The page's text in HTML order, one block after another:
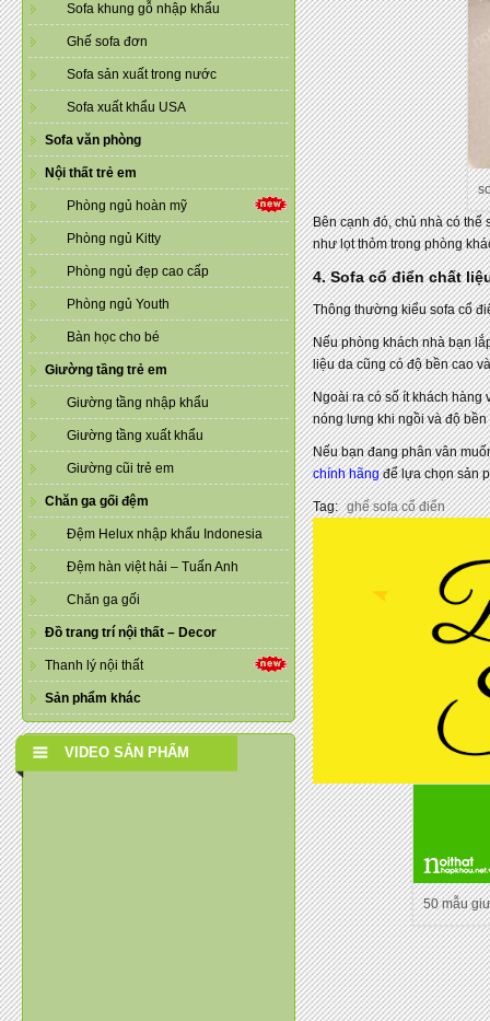
Sofa khung gỗ nhập khẩu
Ghế sofa đơn
Sofa sản xuất trong nước
Sofa xuất khẩu USA
Sofa văn phòng
Nội thất trẻ em
Phòng ngủ hoàn mỹ
Phòng ngủ Kitty
Phòng ngủ đẹp cao cấp
Phòng ngủ Youth
Bàn học cho bé
Giường tầng trẻ em
Giường tầng nhập khẩu
Giường tầng xuất khẩu
Giường cũi trẻ em
Chăn ga gối đệm
Đệm Helux nhập khẩu Indonesia
Đệm hàn việt hải – Tuấn Anh
Chăn ga gối
Đồ trang trí nội thất – Decor
Thanh lý nội thất
Sản phẩm khác
VIDEO SẢN PHẨM
Bên cạnh đó, chủ nhà có thể
như lọt thỏm trong phòng
4. Sofa cổ điển chất
Thông thường kiểu sofa cổ
Nếu phòng khách nhà bạn
liệu da cũng có độ bền cao
Ngoài ra có số ít khách hàng
nóng lưng khi ngồi và độ bền
Nếu bạn đang phân vân
chính hãngđể lựa chọn sản
Tag: ghế sofa cổ điển
50 mẫu